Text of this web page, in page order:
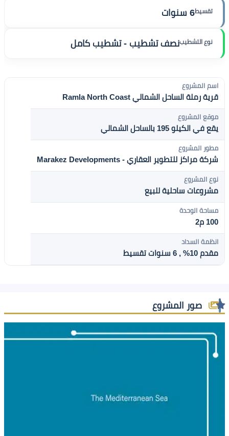
تقسيط6 سنوات
نوع التشطيبنصف تشطيب - تشطيب كامل
اسم المشروع
قرية رملة الساحل الشمالي Ramla North Coast
موقع المشروع
يقع في الكيلو 195 بالساحل الشمالي
مطور المشروع
شركة مراكز للتطوير العقاري - Marakez Developments
نوع المشروع
مشروعات ساحلية للبيع
مساحة الوحدة
100 م2
انظمة السداد
مقدم 10% , 6 سنوات تقسيط
صور المشروع